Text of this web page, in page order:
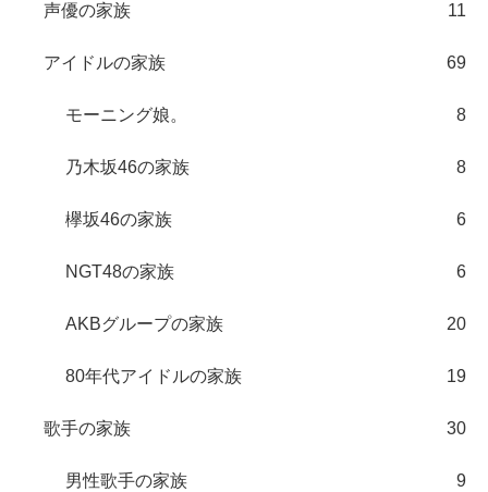
声優の家族 11
アイドルの家族 69
モーニング娘。 8
乃木坂46の家族 8
欅坂46の家族 6
NGT48の家族 6
AKBグループの家族 20
80年代アイドルの家族 19
歌手の家族 30
男性歌手の家族 9